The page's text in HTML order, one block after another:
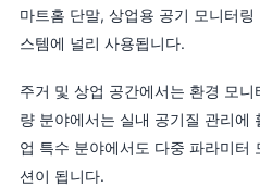
마트홈 단말, 상업용 공기 모니터
스템에 널리 사용됩니다.
주거 및 상업 공간에서는 환경 모
량 분야에서는 실내 공기질 관리에
업 특수 분야에서도 다중 파라미터
션이 됩니다.